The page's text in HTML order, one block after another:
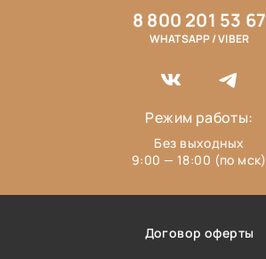
Договор оферты
8 800 201 53 67
WHATSAPP / VIBER
Режим работы:
Без выходных
9:00 — 18:00 (по мск)